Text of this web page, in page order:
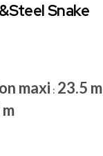
Snake
maxi : 23.5 m